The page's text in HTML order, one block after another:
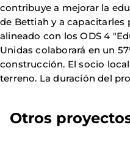
contribuye a mejorar la
de Bettiah y a capacitarles
alineado con los ODS 4
Unidas colaborará en un
construcción. El socio
terreno. La duración del
Otros